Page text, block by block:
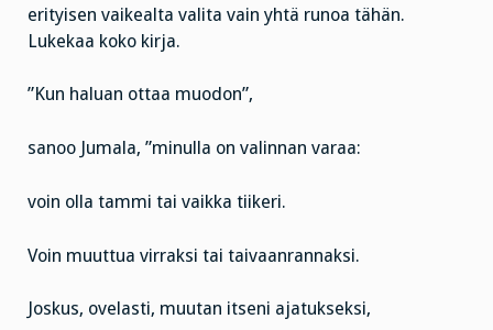
erityisen vaikealta valita vain yhtä runoa tähän.
Lukekaa koko kirja.
”Kun haluan ottaa muodon”,
sanoo Jumala, ”minulla on valinnan varaa:
voin olla tammi tai vaikka tiikeri.
Voin muuttua virraksi tai taivaanrannaksi.
Joskus, ovelasti, muutan itseni ajatukseksi,